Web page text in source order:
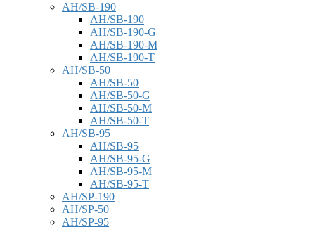
AH/SB-190
AH/SB-190
AH/SB-190-G
AH/SB-190-M
AH/SB-190-T
AH/SB-50
AH/SB-50
AH/SB-50-G
AH/SB-50-M
AH/SB-50-T
AH/SB-95
AH/SB-95
AH/SB-95-G
AH/SB-95-M
AH/SB-95-T
AH/SP-190
AH/SP-50
AH/SP-95